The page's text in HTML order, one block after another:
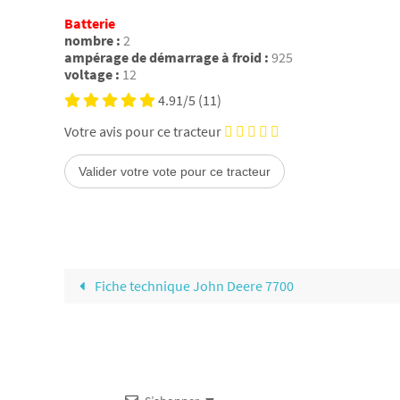
Batterie
nombre : 2
ampérage de démarrage à froid : 925
voltage : 12
4.91/5 (11)
Votre avis pour ce tracteur
Fiche technique John Deere 7700